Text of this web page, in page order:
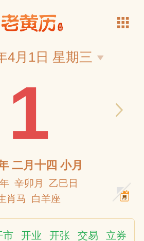
老黄历
4月1日 星期三
1
二月十四 小月
辛卯月 乙巳日
肖马 白羊座
市 开业 开张 交易
立券